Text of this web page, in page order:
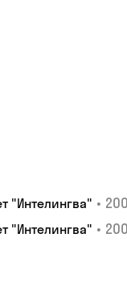
"Интелингва" •
"Интелингва" •